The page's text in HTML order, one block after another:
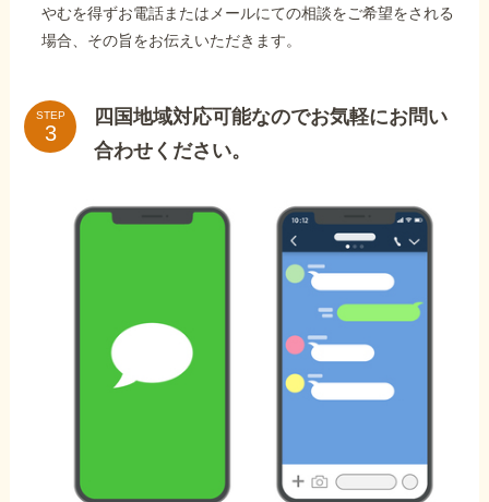
やむを得ずお電話またはメールにての相談をご希望をされる
場合、その旨をお伝えいただきます。
STEP
四国地域対応可能なのでお気軽にお問い
合わせください。